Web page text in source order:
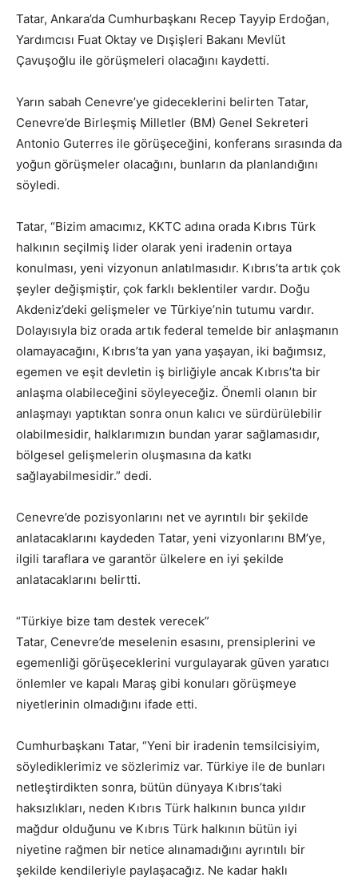
Tatar, Ankara’da Cumhurbaşkanı Recep Tayyip Erdoğan,
Yardımcısı Fuat Oktay ve Dışişleri Bakanı Mevlüt
Çavuşoğlu ile görüşmeleri olacağını kaydetti.
Yarın sabah Cenevre’ye gideceklerini belirten Tatar,
Cenevre’de Birleşmiş Milletler (BM) Genel Sekreteri
Antonio Guterres ile görüşeceğini, konferans sırasında da
yoğun görüşmeler olacağını, bunların da planlandığını
söyledi.
Tatar, “Bizim amacımız, KKTC adına orada Kıbrıs Türk
halkının seçilmiş lider olarak yeni iradenin ortaya
konulması, yeni vizyonun anlatılmasıdır. Kıbrıs’ta artık çok
şeyler değişmiştir, çok farklı beklentiler vardır. Doğu
Akdeniz’deki gelişmeler ve Türkiye’nin tutumu vardır.
Dolayısıyla biz orada artık federal temelde bir anlaşmanın
olamayacağını, Kıbrıs’ta yan yana yaşayan, iki bağımsız,
egemen ve eşit devletin iş birliğiyle ancak Kıbrıs’ta bir
anlaşma olabileceğini söyleyeceğiz. Önemli olanın bir
anlaşmayı yaptıktan sonra onun kalıcı ve sürdürülebilir
olabilmesidir, halklarımızın bundan yarar sağlamasıdır,
bölgesel gelişmelerin oluşmasına da katkı
sağlayabilmesidir.” dedi.
Cenevre’de pozisyonlarını net ve ayrıntılı bir şekilde
anlatacaklarını kaydeden Tatar, yeni vizyonlarını BM’ye,
ilgili taraflara ve garantör ülkelere en iyi şekilde
anlatacaklarını belirtti.
“Türkiye bize tam destek verecek”
Tatar, Cenevre’de meselenin esasını, prensiplerini ve
egemenliği görüşeceklerini vurgulayarak güven yaratıcı
önlemler ve kapalı Maraş gibi konuları görüşmeye
niyetlerinin olmadığını ifade etti.
Cumhurbaşkanı Tatar, “Yeni bir iradenin temsilcisiyim,
söylediklerimiz ve sözlerimiz var. Türkiye ile de bunları
netleştirdikten sonra, bütün dünyaya Kıbrıs’taki
haksızlıkları, neden Kıbrıs Türk halkının bunca yıldır
mağdur olduğunu ve Kıbrıs Türk halkının bütün iyi
niyetine rağmen bir netice alınamadığını ayrıntılı bir
şekilde kendileriyle paylaşacağız. Ne kadar haklı